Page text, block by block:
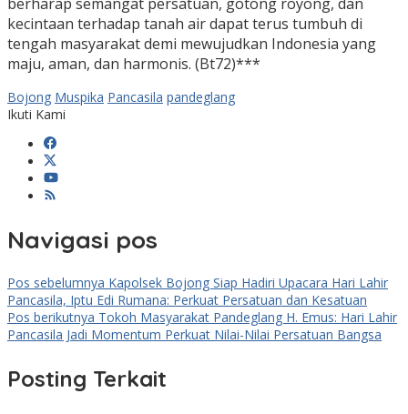
kecintaan terhadap tanah air dapat terus tumbuh di
tengah masyarakat demi mewujudkan Indonesia yang
maju, aman, dan harmonis. (Bt72)***
Bojong Muspika Pancasila pandeglang
Ikuti Kami
Navigasi pos
Pos sebelumnya Kapolsek Bojong Siap Hadiri Upacara Hari Lahir
Pancasila, Iptu Edi Rumana: Perkuat Persatuan dan Kesatuan
Pos berikutnya Tokoh Masyarakat Pandeglang H. Emus: Hari Lahir
Pancasila Jadi Momentum Perkuat Nilai-Nilai Persatuan Bangsa
Posting Terkait